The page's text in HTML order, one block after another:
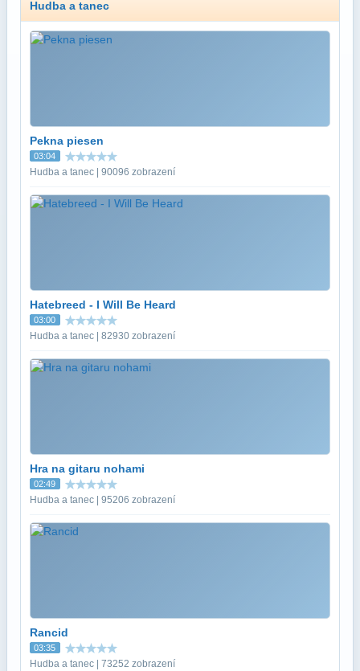
Hudba a tanec
Pekna piesen
03:04
Hudba a tanec | 90096 zobrazení
Hatebreed - I Will Be Heard
03:00
Hudba a tanec | 82930 zobrazení
Hra na gitaru nohami
02:49
Hudba a tanec | 95206 zobrazení
Rancid
03:35
Hudba a tanec | 73252 zobrazení